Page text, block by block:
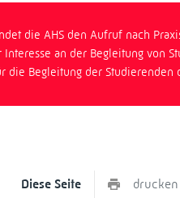
die AHS den Aufruf nach
an der Begleitung von
die Begleitung der Studierenden
Diese Seite drucken